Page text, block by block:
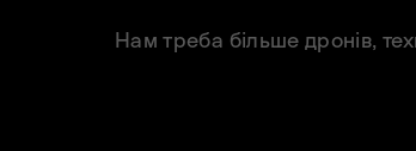
Нам треба більше дронів,